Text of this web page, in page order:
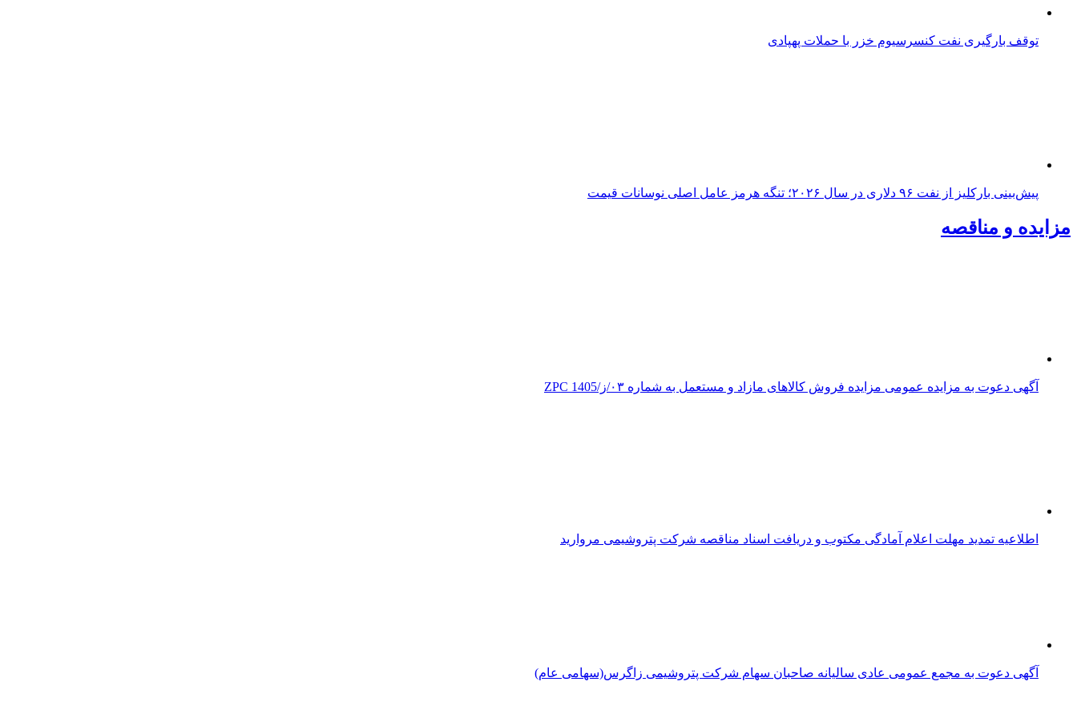
توقف بارگیری نفت کنسرسیوم خزر با حملات پهپادی
پیش‌بینی بارکلیز از نفت ۹۶ دلاری در سال ۲۰۲۶؛ تنگه هرمز عامل اصلی نوسانات قیمت
مزایده و مناقصه
آگهی دعوت به مزایده عمومی مزایده فروش کالاهای مازاد و مستعمل به شماره ۰۳/ز/ZPC 1405
اطلاعیه تمدید مهلت اعلام آمادگی مکتوب و دریافت اسناد مناقصه شرکت پتروشیمی مروارید
آگهی دعوت به مجمع عمومی عادی سالیانه صاحبان سهام شرکت پتروشیمی زاگرس(سهامی عام)